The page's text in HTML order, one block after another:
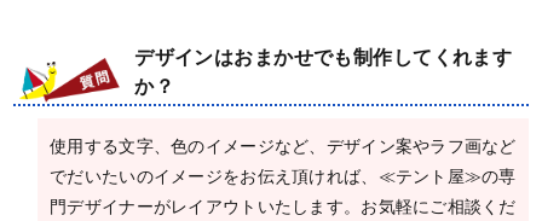
デザインはおまかせでも制作してくれます
か？
使用する文字、色のイメージなど、デザイン案やラフ画など
でだいたいのイメージをお伝え頂ければ、≪テント屋≫の専
門デザイナーがレイアウトいたします。お気軽にご相談くだ